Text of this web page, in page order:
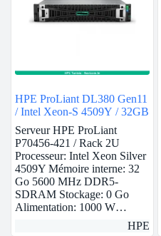
HPE ProLiant DL380 Gen11
/ Intel Xeon-S 4509Y / 32GB
Serveur HPE ProLiant
P70456-421 / Rack 2U
Processeur: Intel Xeon Silver
4509Y Mémoire interne: 32
Go 5600 MHz DDR5-
SDRAM Stockage: 0 Go
Alimentation: 1000 W…
HPE